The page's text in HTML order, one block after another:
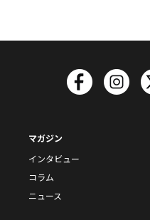
マガジン
インタビュー
コラム
ニュース